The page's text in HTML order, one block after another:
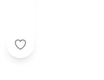
Olympikus - Tênis